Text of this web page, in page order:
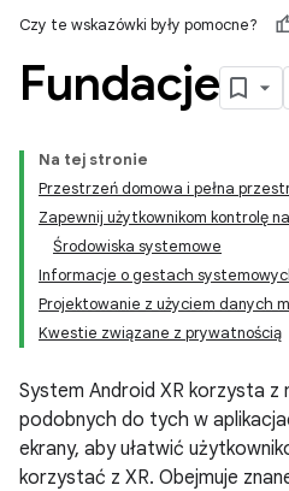
Czy te wskazówki były pomocne?
Fundacje
Na tej stronie
Przestrzeń domowa i pełna
Zapewnij użytkownikom kontrolę
Środowiska systemowe
Informacje o gestach
Projektowanie z użyciem danych
Kwestie związane z prywatnością
System Android XR korzysta
podobnych do tych w
ekrany, aby ułatwić
korzystać z XR. Obejmuje